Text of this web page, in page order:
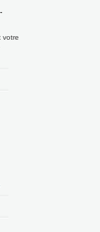
votre